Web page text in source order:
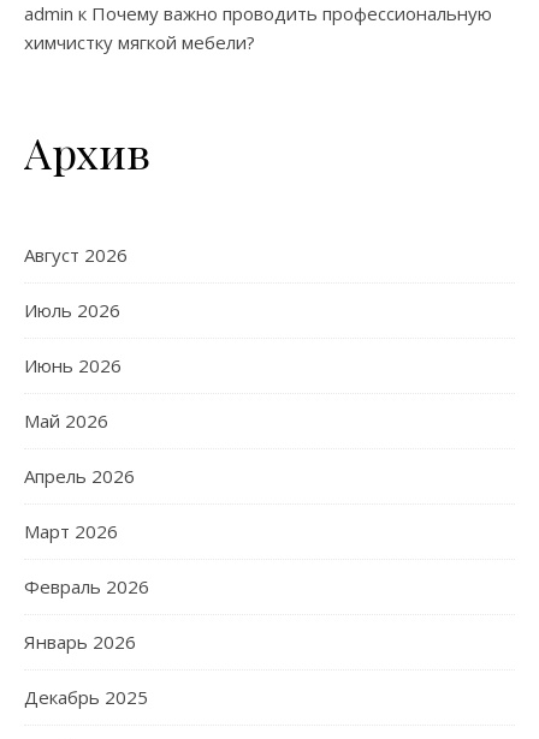
admin к Почему важно проводить профессиональную
химчистку мягкой мебели?
Архив
Август 2026
Июль 2026
Июнь 2026
Май 2026
Апрель 2026
Март 2026
Февраль 2026
Январь 2026
Декабрь 2025